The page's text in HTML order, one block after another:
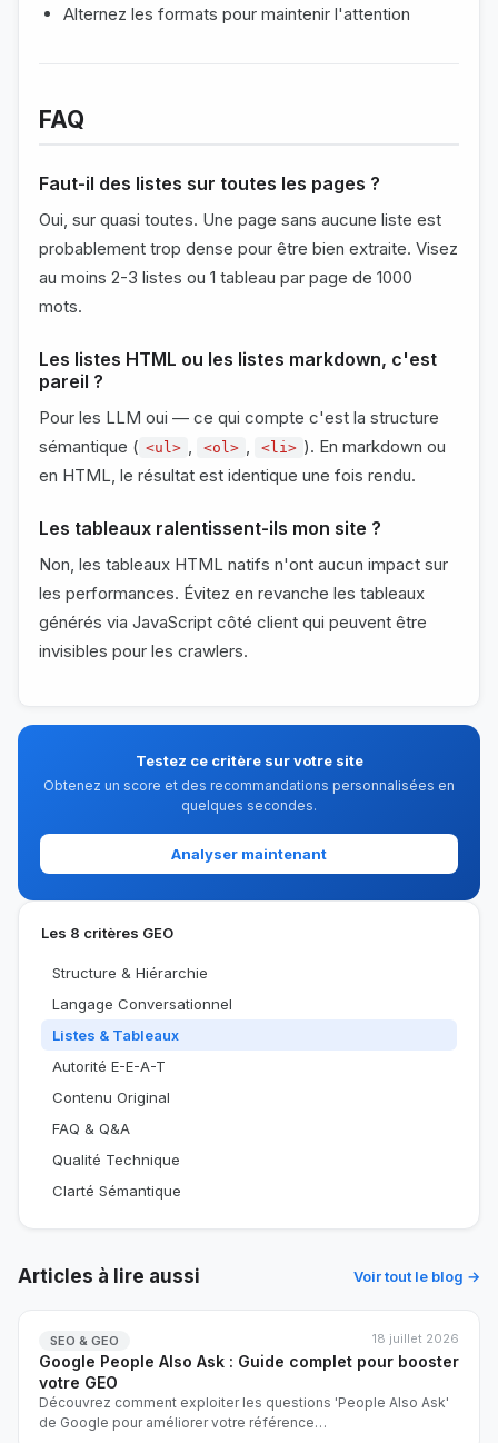
Alternez les formats pour maintenir l'attention
FAQ
Faut-il des listes sur toutes les pages ?
Oui, sur quasi toutes. Une page sans aucune liste est
probablement trop dense pour être bien extraite. Visez
au moins 2-3 listes ou 1 tableau par page de 1000
mots.
Les listes HTML ou les listes markdown, c'est
pareil ?
Pour les LLM oui — ce qui compte c'est la structure
sémantique ( <ul> , <ol> , <li> ). En markdown ou
en HTML, le résultat est identique une fois rendu.
Les tableaux ralentissent-ils mon site ?
Non, les tableaux HTML natifs n'ont aucun impact sur
les performances. Évitez en revanche les tableaux
générés via JavaScript côté client qui peuvent être
invisibles pour les crawlers.
Testez ce critère sur votre site
Obtenez un score et des recommandations personnalisées en
quelques secondes.
Analyser maintenant
Les 8 critères GEO
Structure & Hiérarchie
Langage Conversationnel
Listes & Tableaux
Autorité E-E-A-T
Contenu Original
FAQ & Q&A
Qualité Technique
Clarté Sémantique
Articles à lire aussi Voir tout le blog →
SEO & GEO 18 juillet 2026
Google People Also Ask : Guide complet pour booster
votre GEO
Découvrez comment exploiter les questions 'People Also Ask'
de Google pour améliorer votre référence…